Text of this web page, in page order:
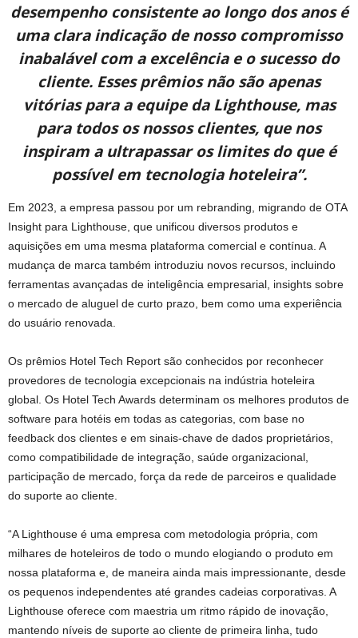
desempenho consistente ao longo dos anos é
uma clara indicação de nosso compromisso
inabalável com a excelência e o sucesso do
cliente. Esses prêmios não são apenas
vitórias para a equipe da Lighthouse, mas
para todos os nossos clientes, que nos
inspiram a ultrapassar os limites do que é
possível em tecnologia hoteleira”.
Em 2023, a empresa passou por um rebranding, migrando de OTA
Insight para Lighthouse, que unificou diversos produtos e
aquisições em uma mesma plataforma comercial e contínua. A
mudança de marca também introduziu novos recursos, incluindo
ferramentas avançadas de inteligência empresarial, insights sobre
o mercado de aluguel de curto prazo, bem como uma experiência
do usuário renovada.
Os prêmios Hotel Tech Report são conhecidos por reconhecer
provedores de tecnologia excepcionais na indústria hoteleira
global. Os Hotel Tech Awards determinam os melhores produtos de
software para hotéis em todas as categorias, com base no
feedback dos clientes e em sinais-chave de dados proprietários,
como compatibilidade de integração, saúde organizacional,
participação de mercado, força da rede de parceiros e qualidade
do suporte ao cliente.
“A Lighthouse é uma empresa com metodologia própria, com
milhares de hoteleiros de todo o mundo elogiando o produto em
nossa plataforma e, de maneira ainda mais impressionante, desde
os pequenos independentes até grandes cadeias corporativas. A
Lighthouse oferece com maestria um ritmo rápido de inovação,
mantendo níveis de suporte ao cliente de primeira linha, tudo